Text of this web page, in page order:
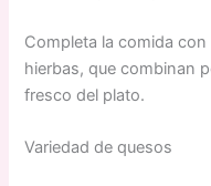
Completa la comida
hierbas, que combinan
fresco del plato.
Variedad de quesos